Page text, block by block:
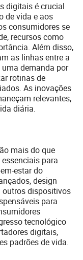
digitais é crucial
de vida e aos
consumidores se
recursos como
Além disso,
as linhas entre a
demanda por
rotinas de
As inovações
relevantes,
diária.
mais do que
para
estar do
design
dispositivos
para
tecnológico
digitais,
padrões de vida.